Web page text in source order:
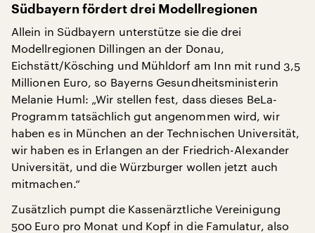
Südbayern fördert drei Modellregionen
Allein in Südbayern unterstütze sie die drei
Modellregionen Dillingen an der Donau,
Eichstätt/Kösching und Mühldorf am Inn mit rund 3,5
Millionen Euro, so Bayerns Gesundheitsministerin
Melanie Huml: „Wir stellen fest, dass dieses BeLa-
Programm tatsächlich gut angenommen wird, wir
haben es in München an der Technischen Universität,
wir haben es in Erlangen an der Friedrich-Alexander
Universität, und die Würzburger wollen jetzt auch
mitmachen.“
Zusätzlich pumpt die Kassenärztliche Vereinigung
500 Euro pro Monat und Kopf in die Famulatur, also